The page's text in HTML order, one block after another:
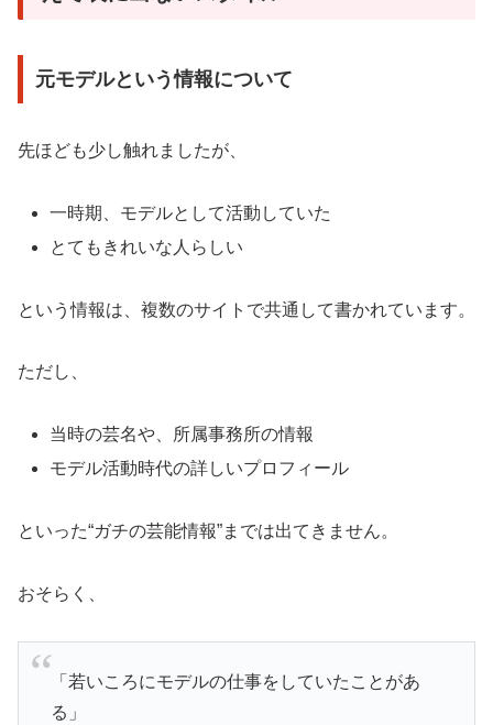
元モデルという情報について
先ほども少し触れましたが、
一時期、モデルとして活動していた
とてもきれいな人らしい
という情報は、複数のサイトで共通して書かれています。
ただし、
当時の芸名や、所属事務所の情報
モデル活動時代の詳しいプロフィール
といった“ガチの芸能情報”までは出てきません。
おそらく、
「若いころにモデルの仕事をしていたことがあ
る」